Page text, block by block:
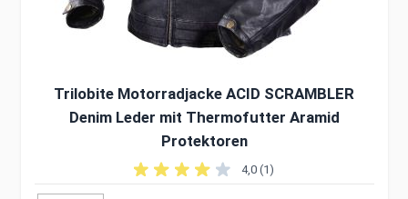
Trilobite Motorradjacke ACID SCRAMBLER
Denim Leder mit Thermofutter Aramid
Protektoren
4,0 (1)